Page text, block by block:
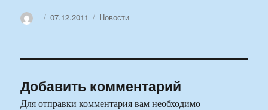
АвторОпубликовано
07.12.2011 Рубрики
Новости
Добавить комментарий
Для отправки комментария вам необходимо